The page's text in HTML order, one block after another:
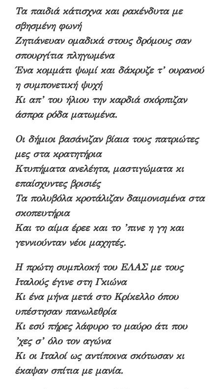
Τα παιδιά κάτισχνα και ρακένδυτα με
σβησμένη φωνή
Ζητιάνευαν ομαδικά στους δρόμους σαν
σπουργίτια πληγωμένα
Ένα κομμάτι ψωμί και δάκρυζε τ’ ουρανού
η συμπονετική ψυχή
Κι απ’ του ήλιου την καρδιά σκόρπιζαν
άσπρα ρόδα ματωμένα.
Οι δήμιοι βασάνιζαν βίαια τους πατριώτες
μες στα κρατητήρια
Κτυπήματα ανελέητα, μαστιγώματα κι
επαίσχυντες βρισιές
Τα πολυβόλα κροτάλιζαν δαιμονισμένα στα
σκοπευτήρια
Και το αίμα έρεε και το ’πινε η γη και
γεννιούνταν νέοι μαχητές.
Η πρώτη συμπλοκή του ΕΛΑΣ με τους
Ιταλούς έγινε στη Γκιώνα
Κι ένα μήνα μετά στο Κρίκελλο όπου
υπέστησαν πανωλεθρία
Κι εσύ πήρες λάφυρο το μαύρο άτι που
’χες σ’ όλο τον αγώνα
Κι οι Ιταλοί ως αντίποινα σκότωσαν κι
έκαψαν σπίτια με μανία.